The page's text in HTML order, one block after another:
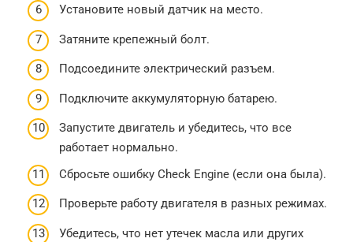
Установите новый датчик на место.
Затяните крепежный болт.
Подсоедините электрический разъем.
Подключите аккумуляторную батарею.
Запустите двигатель и убедитесь, что все
работает нормально.
Сбросьте ошибку Check Engine (если она была).
Проверьте работу двигателя в разных режимах.
Убедитесь, что нет утечек масла или других